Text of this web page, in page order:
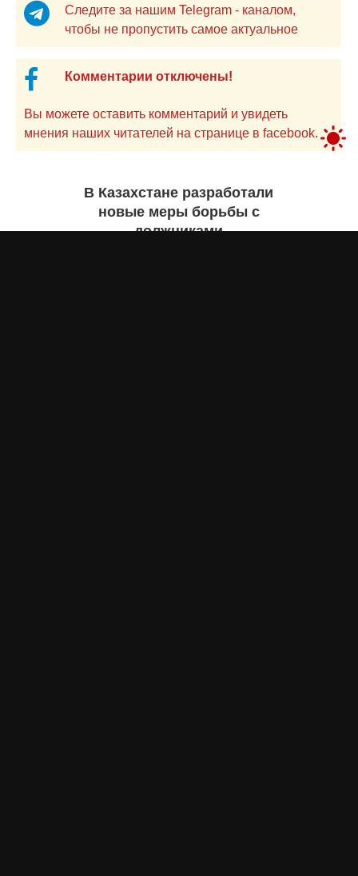
Следите за нашим Telegram - каналом,
чтобы не пропустить самое актуальное
Комментарии отключены!
Вы можете оставить комментарий и увидеть
мнения наших читателей на странице в facebook.
В Казахстане разработали
новые меры борьбы с
должниками